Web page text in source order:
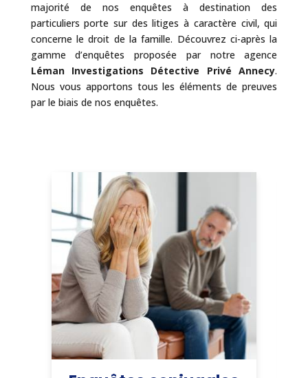
majorité de nos enquêtes à destination des
particuliers porte sur des litiges à caractère civil, qui
concerne le droit de la famille. Découvrez ci-après la
gamme d’enquêtes proposée par notre agence
Léman Investigations Détective Privé Annecy.
Nous vous apportons tous les éléments de preuves
par le biais de nos enquêtes.